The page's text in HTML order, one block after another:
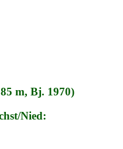
m, Bj. 1970)
Nied: